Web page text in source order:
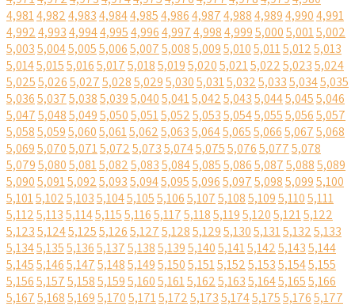
4,9814,9824,9834,9844,9854,9864,9874,9884,9894,9904,991
4,9924,9934,9944,9954,9964,9974,9984,9995,0005,0015,002
5,0035,0045,0055,0065,0075,0085,0095,0105,0115,0125,013
5,0145,0155,0165,0175,0185,0195,0205,0215,0225,0235,024
5,0255,0265,0275,0285,0295,0305,0315,0325,0335,0345,035
5,0365,0375,0385,0395,0405,0415,0425,0435,0445,0455,046
5,0475,0485,0495,0505,0515,0525,0535,0545,0555,0565,057
5,0585,0595,0605,0615,0625,0635,0645,0655,0665,0675,068
5,0695,0705,0715,0725,0735,0745,0755,0765,0775,078
5,0795,0805,0815,0825,0835,0845,0855,0865,0875,0885,089
5,0905,0915,0925,0935,0945,0955,0965,0975,0985,0995,100
5,1015,1025,1035,1045,1055,1065,1075,1085,1095,1105,111
5,1125,1135,1145,1155,1165,1175,1185,1195,1205,1215,122
5,1235,1245,1255,1265,1275,1285,1295,1305,1315,1325,133
5,1345,1355,1365,1375,1385,1395,1405,1415,1425,1435,144
5,1455,1465,1475,1485,1495,1505,1515,1525,1535,1545,155
5,1565,1575,1585,1595,1605,1615,1625,1635,1645,1655,166
5,1675,1685,1695,1705,1715,1725,1735,1745,1755,1765,177